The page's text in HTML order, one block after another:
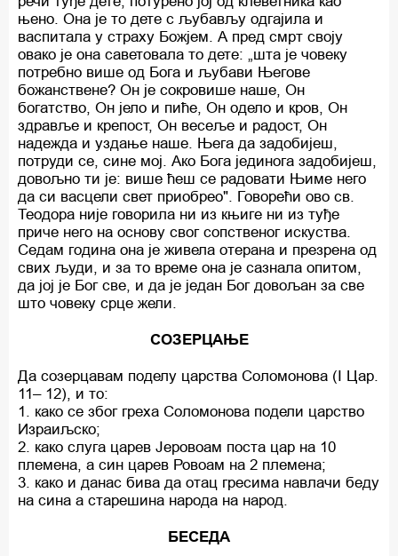
њено. Она је то дете с љубављу одгајила и
васпитала у страху Божјем. А пред смрт своју
овако је она саветовала то дете: „шта је човеку
потребно више од Бога и љубави Његове
божанствене? Он је сокровише наше, Он
богатство, Он јело и пиће, Он одело и кров, Он
здравље и крепост, Он весеље и радост, Он
надежда и уздање наше. Њега да задобијеш,
потруди се, сине мој. Ако Бога јединога задобијеш,
довољно ти је: више ћеш се радовати Њиме него
да си васцели свет приобрео". Говорећи ово св.
Теодора није говорила ни из књиге ни из туђе
приче него на основу свог сопственог искуства.
Седам година она је живела отерана и презрена од
свих људи, и за то време она је сазнала опитом,
да јој је Бог све, и да је један Бог довољан за све
што човеку срце жели.
СОЗЕРЦАЊЕ
Да созерцавам поделу царства Соломонова (I Цар.
11– 12), и то:
1. како се због греха Соломонова подели царство
Израиљско;
2. како слуга царев Јеровоам поста цар на 10
племена, а син царев Ровоам на 2 племена;
3. како и данас бива да отац гресима навлачи беду
на сина а старешина народа на народ.
БЕСЕДА